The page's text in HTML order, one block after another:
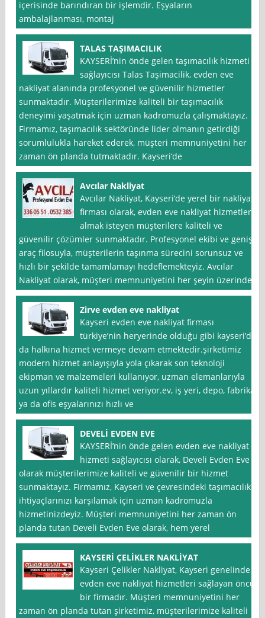
içerisinde barındıran bir işlemdir. Eşyaların
ambalajlanması, montaj
TALAS TAŞIMACILIK
KAYSERİ’nin önde gelen taşımacılık hizmeti
sağlayıcısı Talas Taşimacilik, evden eve
nakliyat alanında profesyonel ve güvenilir hizmetler
sunmaktadır. Müşterilerimize kaliteli bir taşımacılık
deneyimi yaşatmak için uzman kadromuzla çalışmaktayız.
Firmamız, taşımacılık sektöründe lider olmanın getirdiği
sorumlulukla hareket ederek, müşteri memnuniyetini her
zaman ön planda tutmaktadır. Kayseri‘de
Avcılar Nakliyat
Avcılar Nakliyat, Kayseri‘de yerel bir nakliyat
firması olarak, evden eve nakliyat hizmetleri
almak isteyen müşterilere kaliteli ve
güvenilir çözümler sunmaktadır. Profesyonel ekibi ve geniş
araç filosuyla, müşterilerin taşınma sürecini sorunsuz ve
hızlı bir şekilde tamamlamayı hedeflemekteyiz. Avcılar
Nakliyat olarak, müşteri memnuniyetini her şeyin üzerinde
Zirve evden eve nakliyat
Kayseri evden eve nakliyat firması
türkiye’nin heryerinde olduğu gibi kayseri’de
da halkına hizmet vermeye devam etmektedir.şirketimiz
modern hizmet anlayışıyla yola çıkarak son teknoloji
ekipman ve malzemeleri kullanıyor, uzman elemanlarıyla
uzun yıllardır kaliteli hizmet veriyor.ev, iş yeri, depo, fabrika
ya da ofis eşyalarınızı hızlı ve
DEVELİ EVDEN EVE
KAYSERİ’nin önde gelen evden eve nakliyat
hizmeti sağlayıcısı olarak, Develi Evden Eve
olarak müşterilerimize kaliteli ve güvenilir bir hizmet
sunmaktayız. Firmamız, Kayseri ve çevresindeki taşımacılık
ihtiyaçlarınızı karşılamak için uzman kadromuzla
hizmetinizdeyiz. Müşteri memnuniyetini her zaman ön
planda tutan Develi Evden Eve olarak, hem yerel
KAYSERİ ÇELİKLER NAKLİYAT
Kayseri Çelikler Nakliyat, Kayseri genelinde
evden eve nakliyat hizmetleri sağlayan öncü
bir firmadır. Müşteri memnuniyetini her
zaman ön planda tutan şirketimiz, müşterilerimize kaliteli